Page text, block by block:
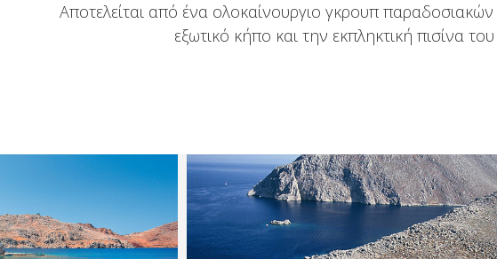
Αποτελείται από ένα ολοκαίνουργιο γκρουπ
εξωτικό κήπο και την εκπληκτική πισίνα